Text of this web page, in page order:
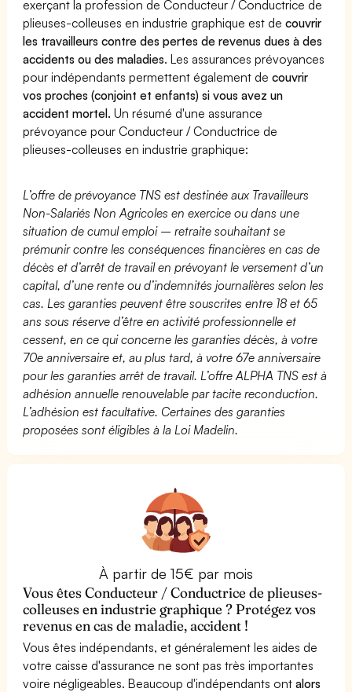
exerçant la profession de Conducteur / Conductrice de
plieuses-colleuses en industrie graphique est decouvrir
les travailleurs contre des pertes de revenus dues à des
accidents ou des maladies. Les assurances prévoyances
pour indépendants permettent également decouvrir
vos proches (conjoint et enfants) si vous avez un
accident mortel. Un résumé d'une assurance
prévoyance pour Conducteur / Conductrice de
plieuses-colleuses en industrie graphique:
L’offre de prévoyance TNS est destinée aux Travailleurs
Non-Salariés Non Agricoles en exercice ou dans une
situation de cumul emploi – retraite souhaitant se
prémunir contre les conséquences financières en cas de
décès et d’arrêt de travail en prévoyant le versement d’un
capital, d’une rente ou d’indemnités journalières selon les
cas. Les garanties peuvent être souscrites entre 18 et 65
ans sous réserve d’être en activité professionnelle et
cessent, en ce qui concerne les garanties décès, à votre
70e anniversaire et, au plus tard, à votre 67e anniversaire
pour les garanties arrêt de travail. L’offre ALPHA TNS est à
adhésion annuelle renouvelable par tacite reconduction.
L’adhésion est facultative. Certaines des garanties
proposées sont éligibles à la Loi Madelin.
À partir de 15€ par mois
Vous êtes Conducteur / Conductrice de plieuses-
colleuses en industrie graphique ? Protégez vos
revenus en cas de maladie, accident !
Vous êtes indépendants, et généralement les aides de
votre caisse d'assurance ne sont pas très importantes
voire négligeables. Beaucoup d'indépendants ontalors